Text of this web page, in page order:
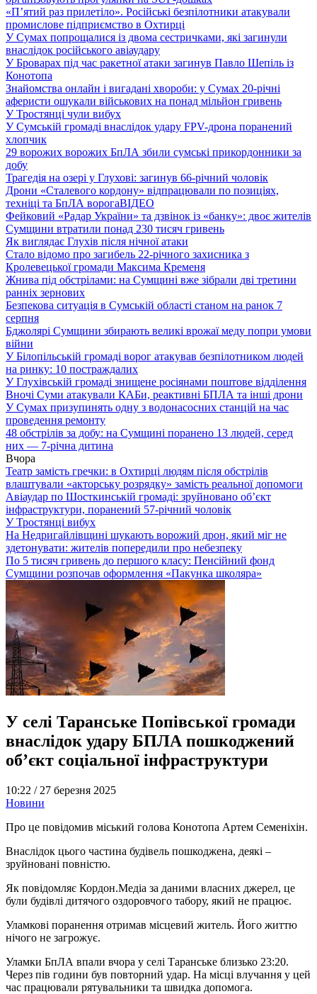
«П’ятий раз прилетіло». Російські безпілотники атакували
промислове підприємство в Охтирці
У Сумах попрощалися із двома сестричками, які загинули
внаслідок російського авіаудару
У Броварах під час ракетної атаки загинув Павло Шепіль із
Конотопа
Знайомства онлайн і вигадані хвороби: у Сумах 20-річні
аферисти ошукали військових на понад мільйон гривень
У Тростянці чули вибух
У Сумській громаді внаслідок удару FPV-дрона поранений
хлопчик
29 ворожих ворожих БпЛА збили сумські прикордонники за
добу
Трагедія на озері у Глухові: загинув 66-річний чоловік
Дрони «Сталевого кордону» відпрацювали по позиціях,
техніці та БпЛА ворогаВІДЕО
Фейковий «Радар України» та дзвінок із «банку»: двоє жителів
Сумщини втратили понад 230 тисяч гривень
Як виглядає Глухів після нічної атаки
Стало відомо про загибель 22-річного захисника з
Кролевецької громади Максима Кременя
Жнива під обстрілами: на Сумщині вже зібрали дві третини
ранніх зернових
Безпекова ситуація в Сумській області станом на ранок 7
серпня
Бджолярі Сумщини збирають великі врожаї меду попри умови
війни
У Білопільській громаді ворог атакував безпілотником людей
на ринку: 10 постраждалих
У Глухівській громаді знищене росіянами поштове відділення
Вночі Суми атакували КАБи, реактивні БПЛА та інші дрони
У Сумах призупинять одну з водонасосних станцій на час
проведення ремонту
48 обстрілів за добу: на Сумщині поранено 13 людей, серед
них — 7-річна дитина
Вчора
Театр замість гречки: в Охтирці людям після обстрілів
влаштували «акторську розрядку» замість реальної допомоги
Авіаудар по Шосткинській громаді: зруйновано об’єкт
інфраструктури, поранений 57-річний чоловік
У Тростянці вибух
На Недригайлівщині шукають ворожий дрон, який міг не
здетонувати: жителів попередили про небезпеку
По 5 тисяч гривень до першого класу: Пенсійний фонд
Сумщини розпочав оформлення «Пакунка школяра»
У селі Таранське Попівської громади
внаслідок удару БПЛА пошкоджений
об’єкт соціальної інфраструктури
10:22 / 27 березня 2025
Новини
Про це повідомив міський голова Конотопа Артем Семеніхін.
Внаслідок цього частина будівель пошкоджена, деякі –
зруйновані повністю.
Як повідомляє Кордон.Медіа за даними власних джерел, це
були будівлі дитячого оздоровчого табору, який не працює.
Уламкові поранення отримав місцевий житель. Його життю
нічого не загрожує.
Уламки БпЛА впали вчора у селі Таранське близько 23:20.
Через пів години був повторний удар. На місці влучання у цей
час працювали рятувальники та швидка допомога.